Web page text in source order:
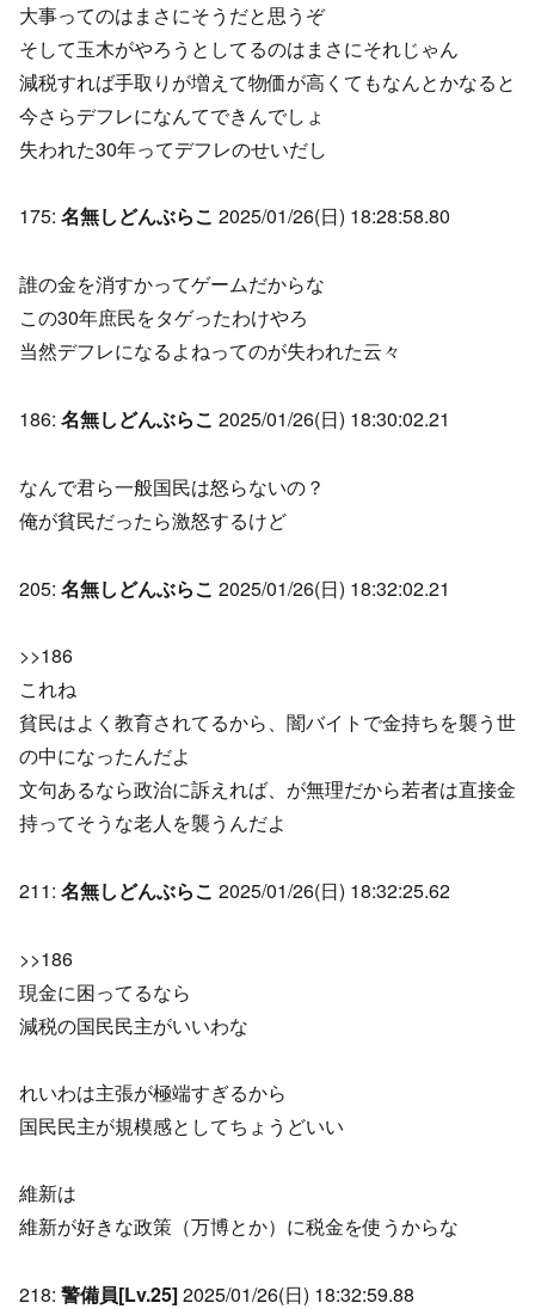
大事ってのはまさにそうだと思うぞ
そして玉木がやろうとしてるのはまさにそれじゃん
減税すれば手取りが増えて物価が高くてもなんとかなると
今さらデフレになんてできんでしょ
失われた30年ってデフレのせいだし
175: 名無しどんぶらこ 2025/01/26(日) 18:28:58.80
誰の金を消すかってゲームだからな
この30年庶民をタゲったわけやろ
当然デフレになるよねってのが失われた云々
186: 名無しどんぶらこ 2025/01/26(日) 18:30:02.21
なんで君ら一般国民は怒らないの？
俺が貧民だったら激怒するけど
205: 名無しどんぶらこ 2025/01/26(日) 18:32:02.21
>>186
これね
貧民はよく教育されてるから、闇バイトで金持ちを襲う世
の中になったんだよ
文句あるなら政治に訴えれば、が無理だから若者は直接金
持ってそうな老人を襲うんだよ
211: 名無しどんぶらこ 2025/01/26(日) 18:32:25.62
>>186
現金に困ってるなら
減税の国民民主がいいわな
れいわは主張が極端すぎるから
国民民主が規模感としてちょうどいい
維新は
維新が好きな政策（万博とか）に税金を使うからな
218: 警備員[Lv.25]2025/01/26(日) 18:32:59.88